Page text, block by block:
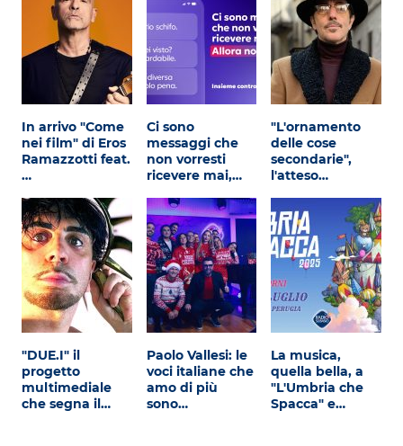
In arrivo "Come
nei film" di Eros
Ramazzotti feat.
…
Ci sono
messaggi che
non vorresti
ricevere mai,…
"L'ornamento
delle cose
secondarie",
l'atteso…
"DUE.I" il
progetto
multimediale
che segna il…
Paolo Vallesi: le
voci italiane che
amo di più
sono…
La musica,
quella bella, a
"L'Umbria che
Spacca" e…